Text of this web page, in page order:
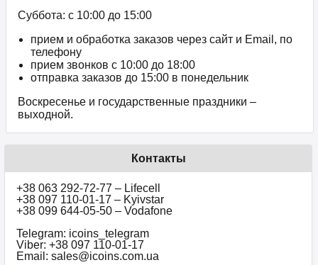
Суббота: с 10:00 до 15:00
прием и обработка заказов через сайт и Email, по
телефону
прием звонков c 10:00 до 18:00
отправка заказов до 15:00 в понедельник
Воскресенье и государственные праздники –
выходной.
Контакты
+38 063 292-72-77 – Lifecell
+38 097 110-01-17 – Kyivstar
+38 099 644-05-50 – Vodafone
Telegram: icoins_telegram
Viber: +38 097 110-01-17
Email: sales@icoins.com.ua